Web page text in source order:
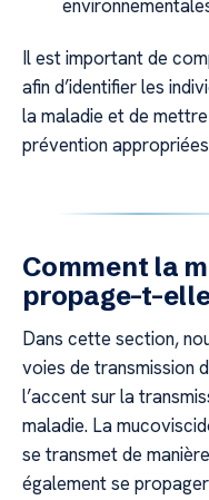
Il est important de
afin d’identifier les
la maladie et de
prévention
Comment la
propage-t-
Dans cette section,
voies de transmission
l’accent sur la
maladie. La
se transmet de
également se